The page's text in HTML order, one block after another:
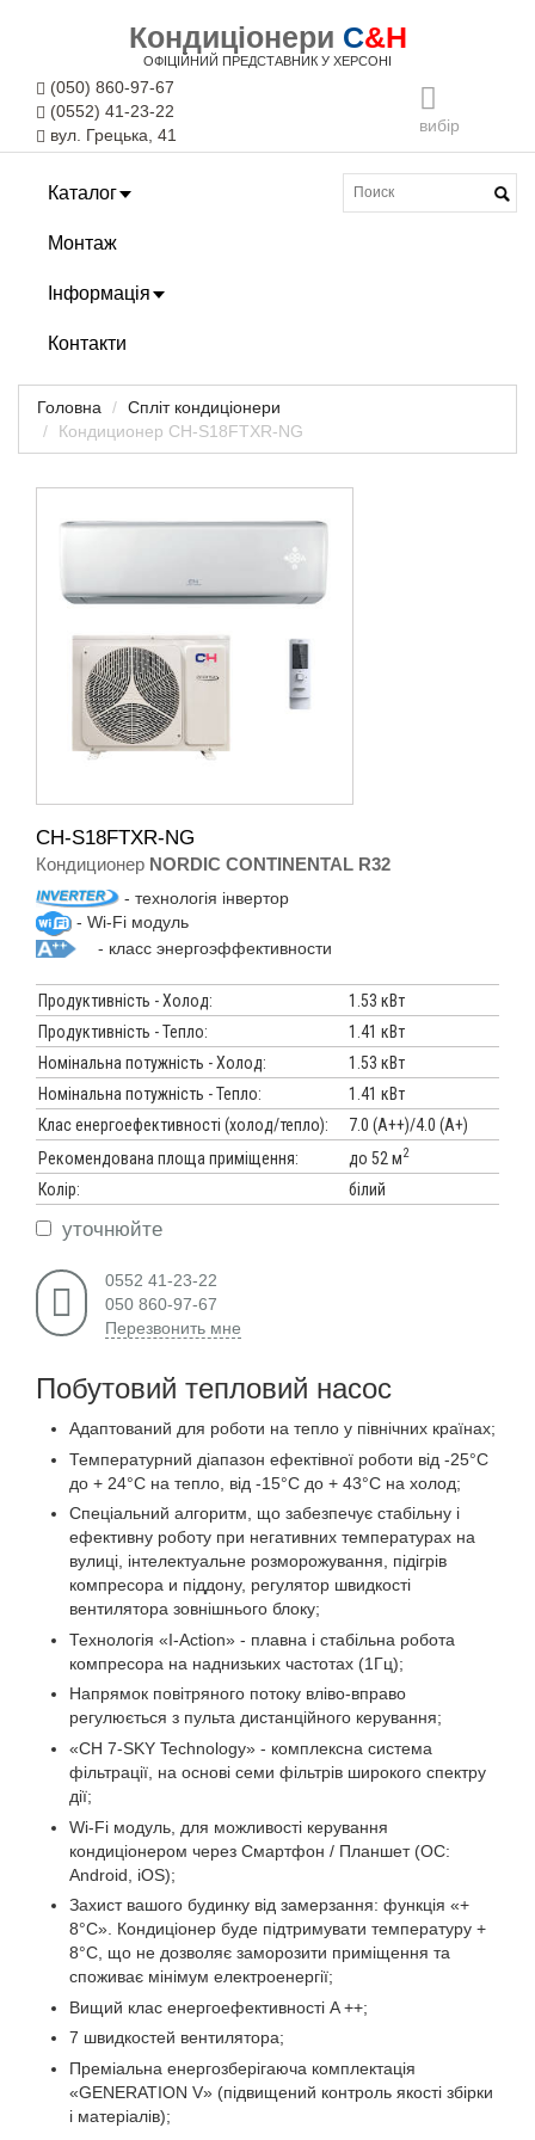
Кондиціонери C&H
ОФІЦІЙНИЙ ПРЕДСТАВНИК У ХЕРСОНІ
вибір
(050) 860-97-67
(0552) 41-23-22
вул. Грецька, 41
Каталог
Монтаж
Інформація
Контакти
Головна
Спліт кондиціонери
Кондиционер CH-S18FTXR-NG
CH-S18FTXR-NG
Кондиционер NORDIC CONTINENTAL R32
- технологія інвертор
- Wi-Fi модуль
- класс энергоэффективности
Продуктивність - Холод:
1.53 кВт
Продуктивність - Тепло:
1.41 кВт
Номінальна потужність - Холод:
1.53 кВт
Номінальна потужність - Тепло:
1.41 кВт
Клас енергоефективності (холод/тепло):
7.0 (А++)/4.0 (А+)
Рекомендована площа приміщення:
до 52 м2
Колір: білий
уточнюйте
0552 41-23-22
050 860-97-67
Перезвонить мне
Побутовий тепловий насос
Адаптований для роботи на тепло у північних країнах;
Температурний діапазон ефектівної роботи від -25°C
до + 24°C на тепло, від -15°C до + 43°C на холод;
Спеціальний алгоритм, що забезпечує стабільну і
ефективну роботу при негативних температурах на
вулиці, інтелектуальне розморожування, підігрів
компресора и піддону, регулятор швидкості
вентилятора зовнішнього блоку;
Технологія «I-Action» - плавна і стабільна робота
компресора на наднизьких частотах (1Гц);
Напрямок повітряного потоку вліво-вправо
регулюється з пульта дистанційного керування;
«CH 7-SKY Technology» - комплексна система
фільтрації, на основі семи фільтрів широкого спектру
дії;
Wi-Fi модуль, для можливості керування
кондиціонером через Смартфон / Планшет (ОС:
Android, iOS);
Захист вашого будинку від замерзання: функція «+
8°С». Кондиціонер буде підтримувати температуру +
8°С, що не дозволяє заморозити приміщення та
споживає мінімум електроенергії;
Вищий клас енергоефективності A ++;
7 швидкостей вентилятора;
Преміальна енергозберігаюча комплектація
«GENERATION V» (підвищений контроль якості збірки
і матеріалів);